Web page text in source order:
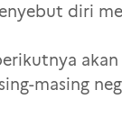
diri
masing